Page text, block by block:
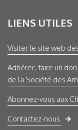
LIENS UTILES
Visiter le site web
Adhérer, faire un
de la Société des
Abonnez-vous aux
Contactez-nous